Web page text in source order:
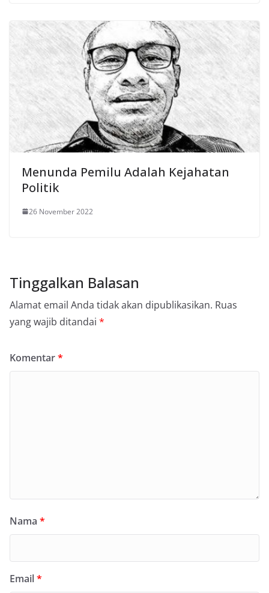
Menunda Pemilu Adalah Kejahatan
Politik
26 November 2022
Tinggalkan Balasan
Alamat email Anda tidak akan dipublikasikan. Ruas
yang wajib ditandai *
Komentar*
Nama *
Email*